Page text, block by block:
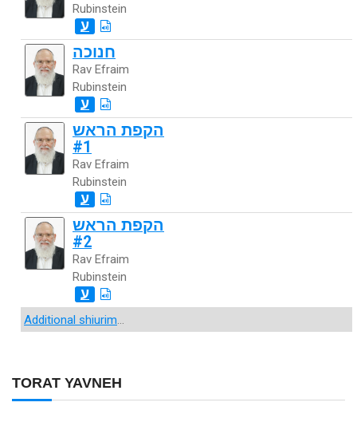
TORAT YAVNEH
Rubinstein
ע
חנוכה
Rav Efraim
Rubinstein
ע
הקפת הראש
#1
Rav Efraim
Rubinstein
ע
הקפת הראש
#2
Rav Efraim
Rubinstein
ע
Additional shiurim...